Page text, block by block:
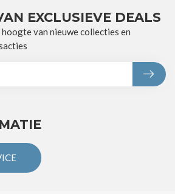
EXCLUSIEVE DEALS
van nieuwe collecties en